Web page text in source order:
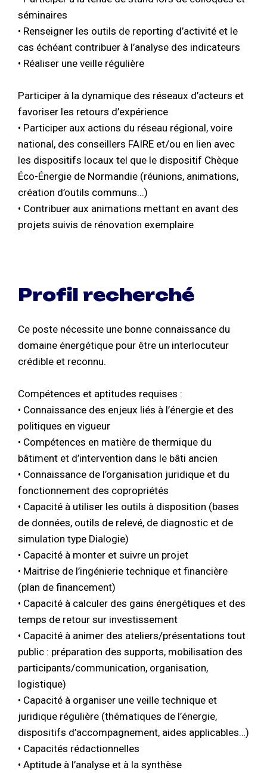
séminaires
• Renseigner les outils de reporting d’activité et le
cas échéant contribuer à l’analyse des indicateurs
• Réaliser une veille régulière
Participer à la dynamique des réseaux d’acteurs et
favoriser les retours d’expérience
• Participer aux actions du réseau régional, voire
national, des conseillers FAIRE et/ou en lien avec
les dispositifs locaux tel que le dispositif Chèque
Éco-Énergie de Normandie (réunions, animations,
création d’outils communs...)
• Contribuer aux animations mettant en avant des
projets suivis de rénovation exemplaire
Profil recherché
Ce poste nécessite une bonne connaissance du
domaine énergétique pour être un interlocuteur
crédible et reconnu.
Compétences et aptitudes requises :
• Connaissance des enjeux liés à l’énergie et des
politiques en vigueur
• Compétences en matière de thermique du
bâtiment et d’intervention dans le bâti ancien
• Connaissance de l’organisation juridique et du
fonctionnement des copropriétés
• Capacité à utiliser les outils à disposition (bases
de données, outils de relevé, de diagnostic et de
simulation type Dialogie)
• Capacité à monter et suivre un projet
• Maitrise de l’ingénierie technique et financière
(plan de financement)
• Capacité à calculer des gains énergétiques et des
temps de retour sur investissement
• Capacité à animer des ateliers/présentations tout
public : préparation des supports, mobilisation des
participants/communication, organisation,
logistique)
• Capacité à organiser une veille technique et
juridique régulière (thématiques de l’énergie,
dispositifs d’accompagnement, aides applicables…)
• Capacités rédactionnelles
• Aptitude à l’analyse et à la synthèse